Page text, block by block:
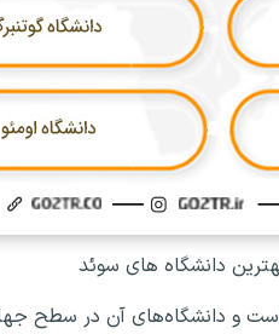
دانشگاه های سوئد
و دانشگاه‌های آن در سطح